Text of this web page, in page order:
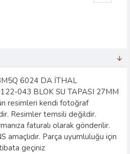
6024 DA İTHAL
043 BLOK SU TAPASI 27MM
resimleri kendi fotoğraf
Resimler temsili değildir.
faturalı olarak gönderilir.
amaçlıdır. Parça uyumluluğu için
geçiniz